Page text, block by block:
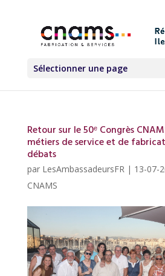
Sélectionner une page
Retour sur le 50ᵉ Congrès
métiers de service et de
débats
par LesAmbassadeursFR| 13-07-
CNAMS